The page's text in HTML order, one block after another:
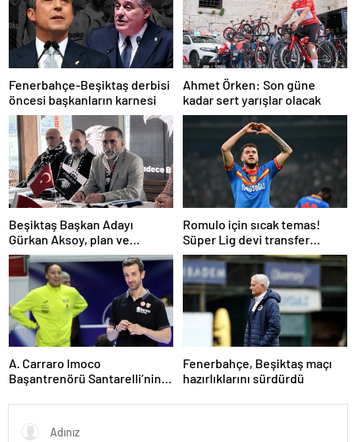
Fenerbahçe-Beşiktaş derbisi
öncesi başkanların karnesi
Ahmet Örken: Son güne
kadar sert yarışlar olacak
Beşiktaş Başkan Adayı
Gürkan Aksoy, plan ve
projelerini anlattı
Romulo için sıcak temas!
Süper Lig devi transfer
ateşini yaktı!
A. Carraro Imoco
Başantrenörü Santarelli’nin
VakıfBank
Fenerbahçe, Beşiktaş maçı
hazırlıklarını sürdürdü